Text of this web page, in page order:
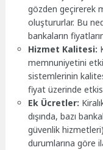
gözden geçirerek
oluştururlar. Bu
bankaların
Hizmet Kalitesi:
memnuniyetini
sistemlerinin
fiyat üzerinde
Ek Ücretler:
dışında, bazı
güvenlik
durumlarına göre